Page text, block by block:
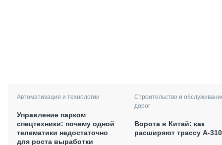
Автоматизация и технологии
Управление парком
спецтехники: почему одной
телематики недостаточно
для роста выработки
Строительство и
дорог
Ворота в Китай: как
расширяют трассу А-310